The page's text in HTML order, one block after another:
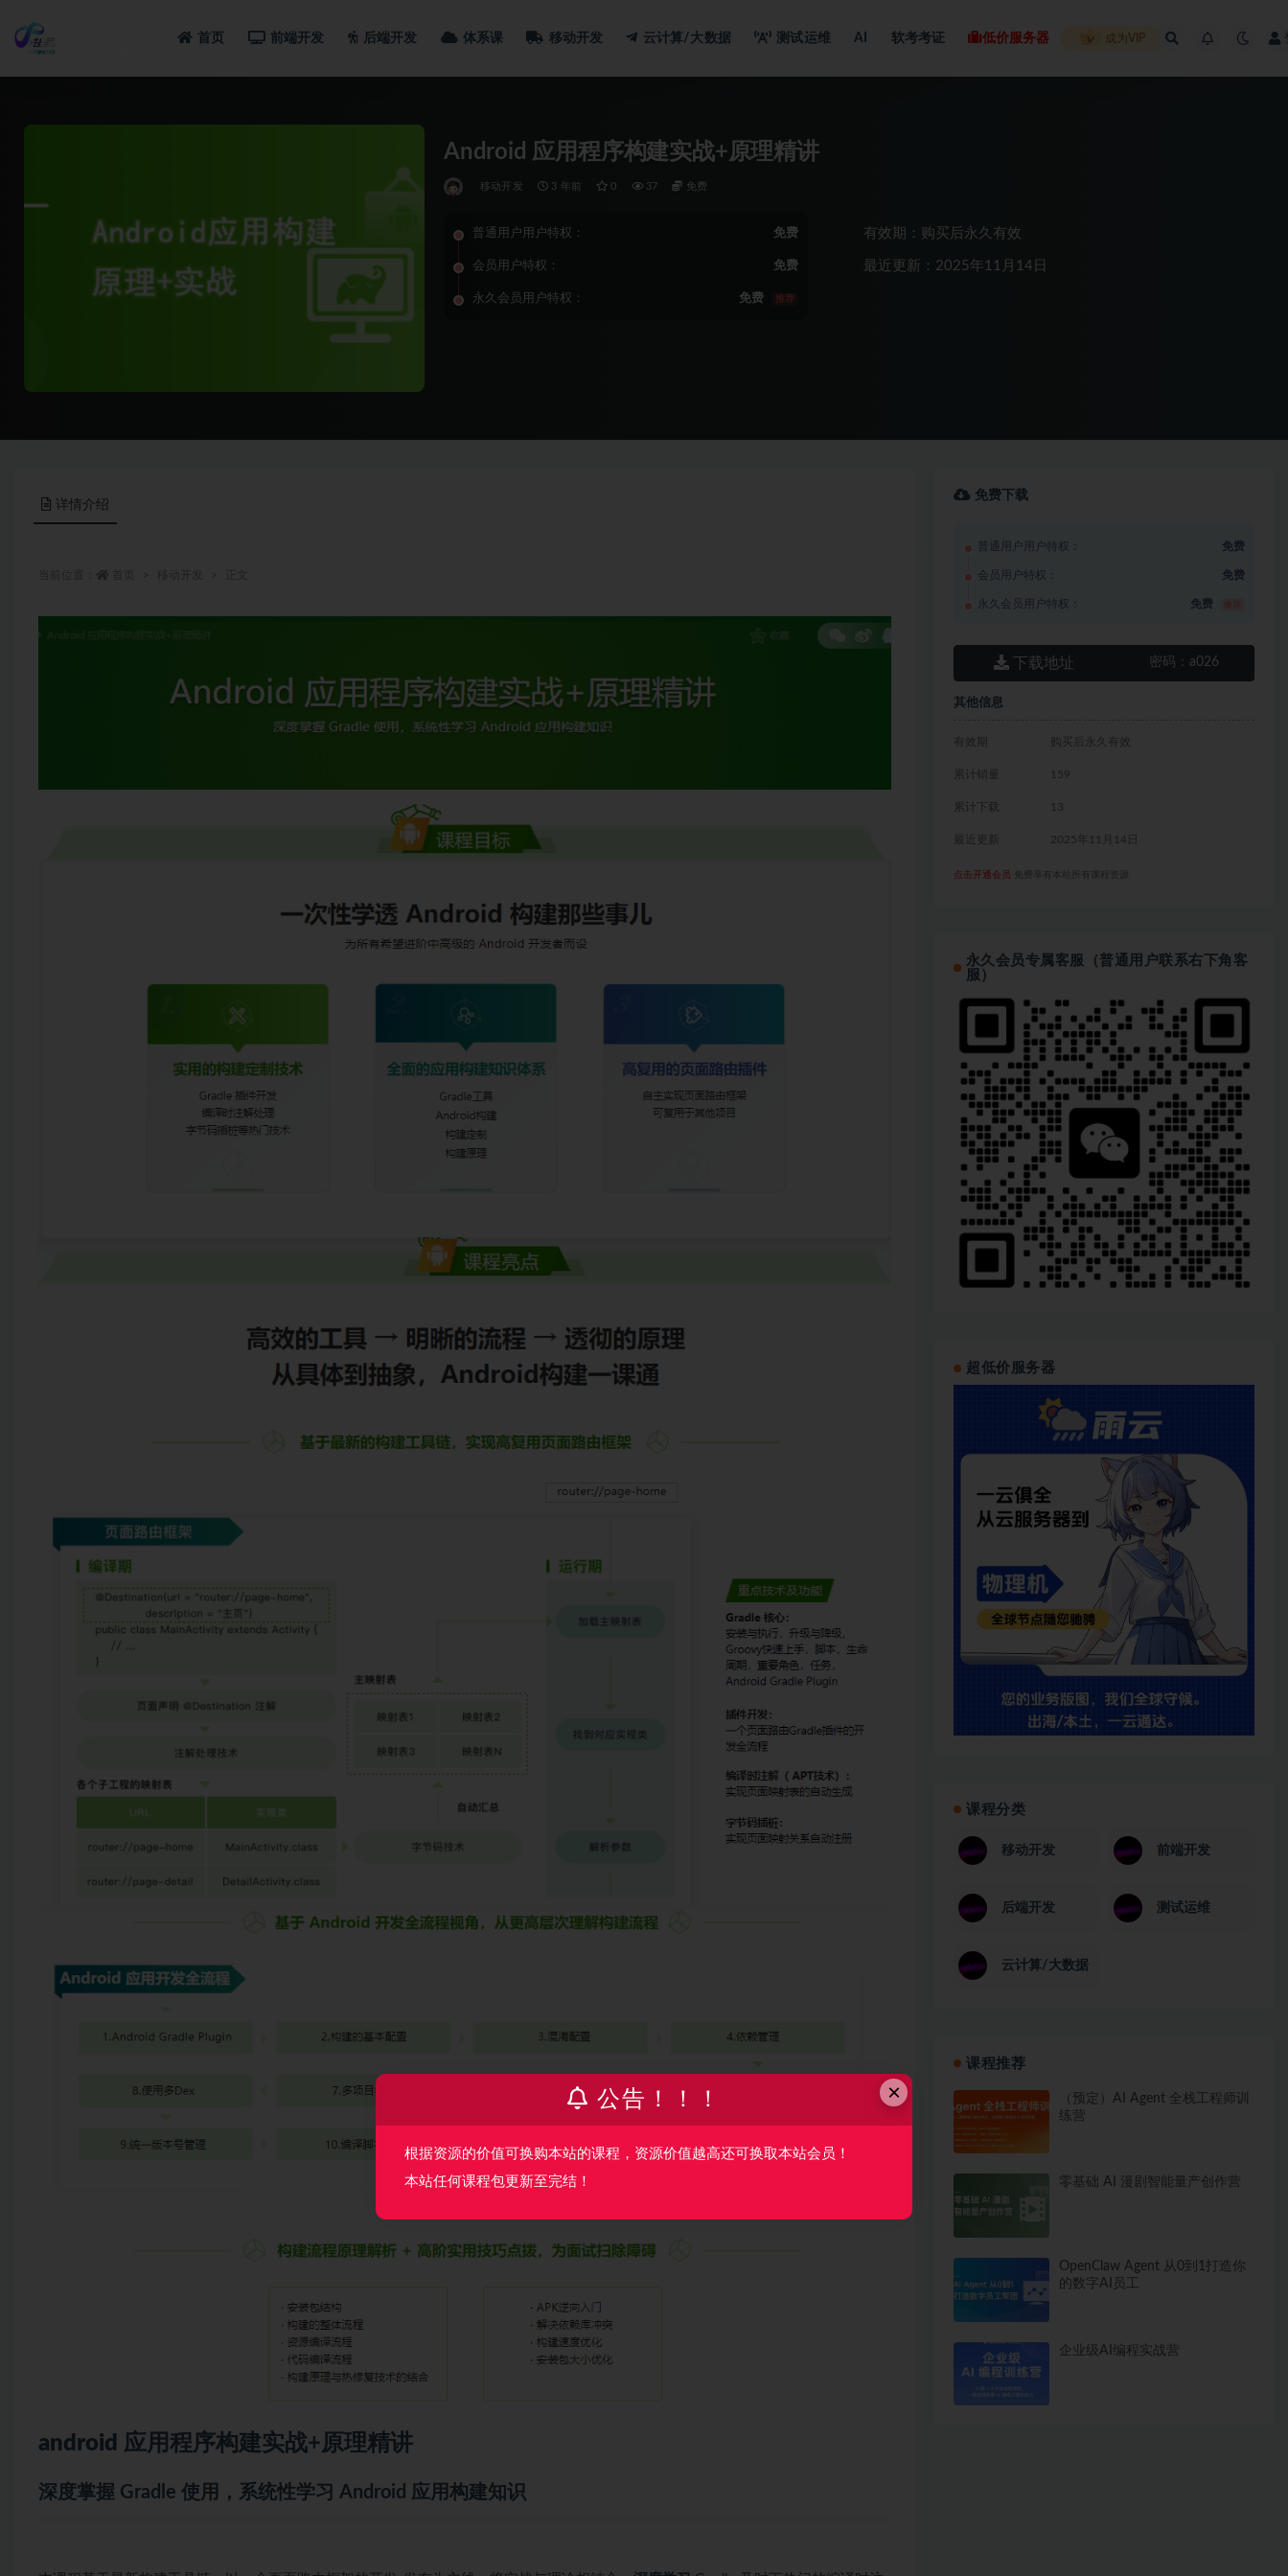
首页 前端开发 后端开发 体系课 移动开发 云计算/大数据 测试运维 AI 软考考证 低价服务器 成为VIP
Android 应用程序构建实战+原理精讲
移动开发 3 年前 0 37 免费
普通用户用户特权： 免费
会员用户特权： 免费
永久会员用户特权： 免费 推荐
有效期：购买后永久有效
最近更新：2025年11月14日
详情介绍
android 应用程序构建实战+原理精讲
深度掌握 Gradle 使用，系统性学习 Android 应用构建知识
免费下载
普通用户用户特权： 免费
会员用户特权： 免费
永久会员用户特权： 免费
下载地址 密码： a026
其他信息
有效期 购买后永久有效
累计销量 159
累计下载 13
最近更新 2025年11月14日
点击开通会员 免费享有本站所有课程资源
永久会员专属客服（普通用户联系右下角客
服）
超低价服务器
课程分类
移动开发 前端开发
后端开发 测试运维
云计算/大数据
课程推荐
（预定）AI Agent 全栈工程师训
练营
零基础 AI 漫剧智能量产创作营
OpenClaw Agent 从0到1打造你
的数字AI员工
企业级AI编程实战营
×
公告！！！
根据资源的价值可换购本站的课程，资源价值越高还可换取本站会员！
本站任何课程包更新至完结！